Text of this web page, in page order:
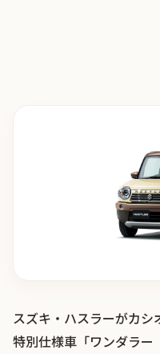
スズキ・ハスラーがカシ
特別仕様車「ワンダラ